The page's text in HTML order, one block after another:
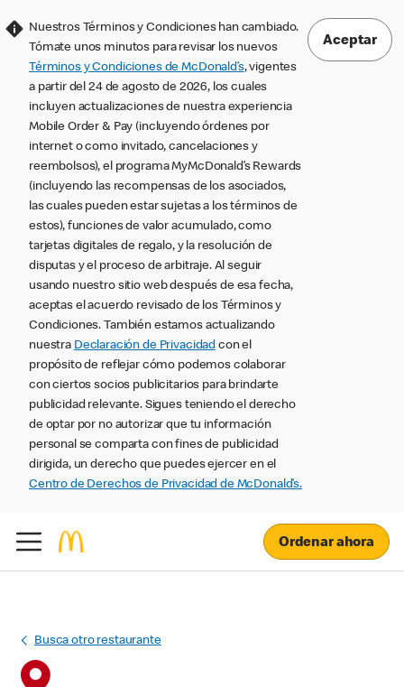
Nuestros Términos y Condiciones han cambiado.
Tómate unos minutos para revisar los nuevos
Términos y Condiciones de McDonald’s, vigentes
a partir del 24 de agosto de 2026, los cuales
incluyen actualizaciones de nuestra experiencia
Mobile Order & Pay (incluyendo órdenes por
internet o como invitado, cancelaciones y
reembolsos), el programa MyMcDonald’s Rewards
(incluyendo las recompensas de los asociados,
las cuales pueden estar sujetas a los términos de
estos), funciones de valor acumulado, como
tarjetas digitales de regalo, y la resolución de
disputas y el proceso de arbitraje. Al seguir
usando nuestro sitio web después de esa fecha,
aceptas el acuerdo revisado de los Términos y
Condiciones. También estamos actualizando
nuestra Declaración de Privacidad con el
propósito de reflejar cómo podemos colaborar
con ciertos socios publicitarios para brindarte
publicidad relevante. Sigues teniendo el derecho
de optar por no autorizar que tu información
personal se comparta con fines de publicidad
dirigida, un derecho que puedes ejercer en el
Centro de Derechos de Privacidad de McDonald’s.
Aceptar
Ordenar ahora
Busca otro restaurante